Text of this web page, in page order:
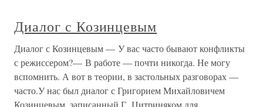
Диалог с Козинцевым
Диалог с Козинцевым — У вас часто бывают конфликты
с режиссером?— В работе — почти никогда. Не могу
вспомнить. А вот в теории, в застольных разговорах —
часто.У нас был диалог с Григорием Михайловичем